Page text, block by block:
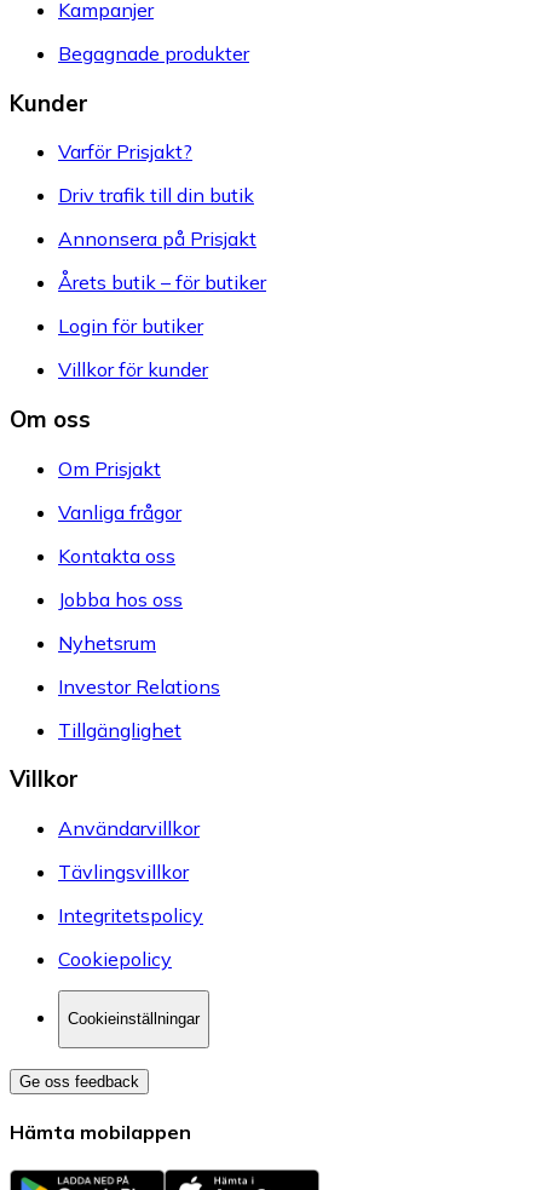
Kampanjer
Begagnade produkter
Kunder
Varför Prisjakt?
Driv trafik till din butik
Annonsera på Prisjakt
Årets butik – för butiker
Login för butiker
Villkor för kunder
Om oss
Om Prisjakt
Vanliga frågor
Kontakta oss
Jobba hos oss
Nyhetsrum
Investor Relations
Tillgänglighet
Villkor
Användarvillkor
Tävlingsvillkor
Integritetspolicy
Cookiepolicy
Cookieinställningar
Ge oss feedback
Hämta mobilappen